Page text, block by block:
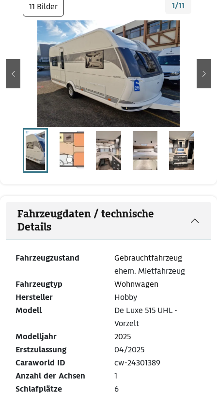
11 Bilder 1/11
zurück
Fahrzeugdaten / technische
Details
Fahrzeugzustand
Gebrauchtfahrzeug
ehem. Mietfahrzeug
Fahrzeugtyp
Wohnwagen
Hersteller
Hobby
Modell
De Luxe 515 UHL -
Vorzelt
Modelljahr
2025
Erstzulassung
04/2025
Caraworld ID
cw-24301389
Anzahl der Achsen
1
Schlafplätze
6